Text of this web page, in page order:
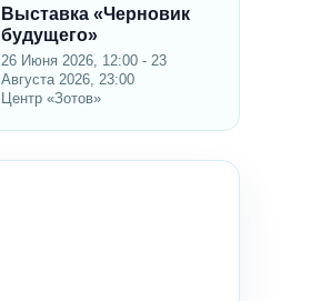
Выставка «Черновик
будущего»
26 Июня 2026, 12:00 - 23
Августа 2026, 23:00
Центр «Зотов»